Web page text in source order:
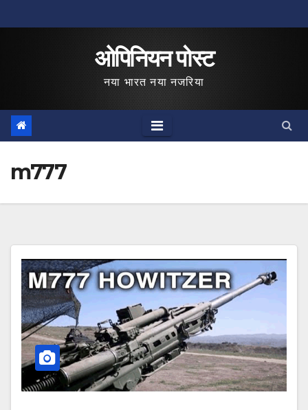
to
ओपिनियन पोस्ट
नया भारत नया नजरिया
m777